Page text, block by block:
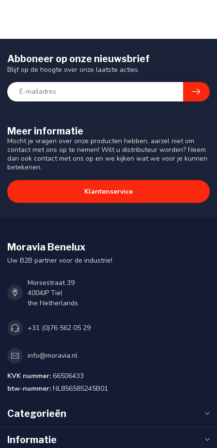
Meer informatie
Mocht je vragen over onze producten hebben, aarzel niet om
contact met ons op te nemen! Wilt u distributeur worden? Neem
dan ook contact met ons op en we kijken wat we voor je kunnen
betekenen.
Klantenservice
Abboneer op onze nieuwsbrief
Blijf op de hoogte over onze laatste acties
Moravia Benelux
Uw B2B partner voor de industrie!
Morsestraat 39
4004JP Tiel
the Netherlands
+31 (0)76 562 05 29
info@moravia.nl
KVK nummer: 66506433
btw-nummer: NL856585245B01
Categorieën
Informatie